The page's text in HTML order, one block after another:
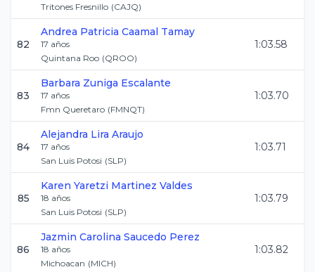
Tritones Fresnillo (CAJQ)
82
Andrea Patricia Caamal Tamay
17 años
Quintana Roo (QROO)
1:03.58
83
Barbara Zuniga Escalante
17 años
Fmn Queretaro (FMNQT)
1:03.70
84
Alejandra Lira Araujo
17 años
San Luis Potosi (SLP)
1:03.71
85
Karen Yaretzi Martinez Valdes
18 años
San Luis Potosi (SLP)
1:03.79
86
Jazmin Carolina Saucedo Perez
18 años
Michoacan (MICH)
1:03.82